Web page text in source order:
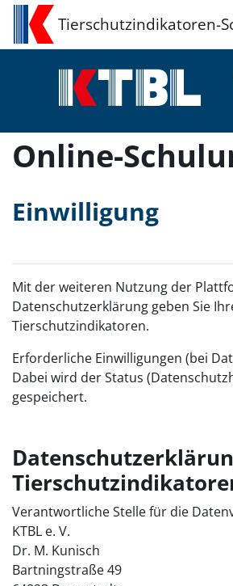
Zum Hauptinhalt
Tierschutzindikatoren-
Online-
Einwilligung
Mit der weiteren Nutzung der
Datenschutzerklärung geben Sie
Tierschutzindikatoren.
Erforderliche Einwilligungen (bei
Dabei wird der Status
gespeichert.
Verantwortliche Stelle für die
KTBL e. V.
Dr. M. Kunisch
Bartningstraße 49